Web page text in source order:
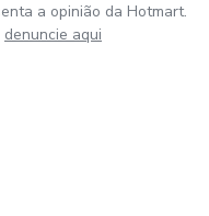
a opinião da Hotmart.
denuncie aqui